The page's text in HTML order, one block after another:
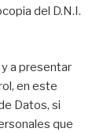
del D.N.I.
a presentar
en este
Datos, si
que